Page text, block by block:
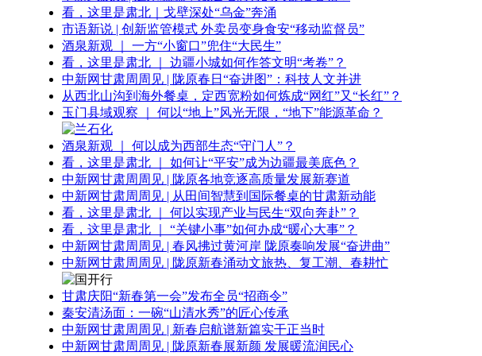
看，这里是肃北｜戈壁深处“乌金”奔涌
市语新说 | 创新监管模式 外卖员变身食安“移动监督员”
酒泉新观 ｜ 一方“小窗口”兜住“大民生”
看，这里是肃北 ｜ 边疆小城如何作答文明“考卷”？
中新网甘肃周周见 | 陇原春日“奋进图”：科技人文并进
从西北山沟到海外餐桌，定西宽粉如何炼成“网红”又“长红”？
玉门县域观察 ｜ 何以“地上”风光无限，“地下”能源革命？
酒泉新观 ｜ 何以成为西部生态“守门人”？
看，这里是肃北 ｜ 如何让“平安”成为边疆最美底色？
中新网甘肃周周见 | 陇原各地竞逐高质量发展新赛道
中新网甘肃周周见 | 从田间智慧到国际餐桌的甘肃新动能
看，这里是肃北 ｜ 何以实现产业与民生“双向奔赴”？
看，这里是肃北 ｜ “关键小事”如何办成“暖心大事”？
中新网甘肃周周见 | 春风拂过黄河岸 陇原奏响发展“奋进曲”
中新网甘肃周周见 | 陇原新春涌动文旅热、复工潮、春耕忙
甘肃庆阳“新春第一会”发布全员“招商令”
秦安清汤面：一碗“山清水秀”的匠心传承
中新网甘肃周周见 | 新春启航谱新篇实干正当时
中新网甘肃周周见 | 陇原新春展新颜 发展暖流润民心